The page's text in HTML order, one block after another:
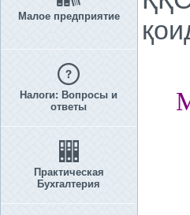
Малое предприятие
Налоги: Вопросы и
ответы
Практическая
Бухгалтерия